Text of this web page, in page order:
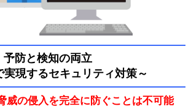
予防と検知の両立
実現するセキュリティ対策～
威の侵入を完全に防ぐことは不可能